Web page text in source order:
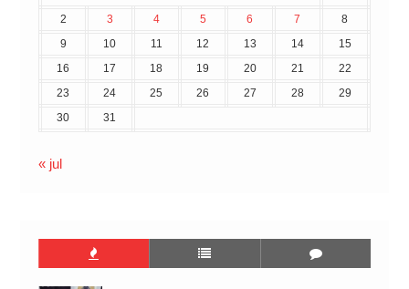
2
3 4 5 6 7
8
9
10 11 12 13 14
15
16
17 18 19 20 21
22
23
24 25 26 27 28
29
30
31
« jul